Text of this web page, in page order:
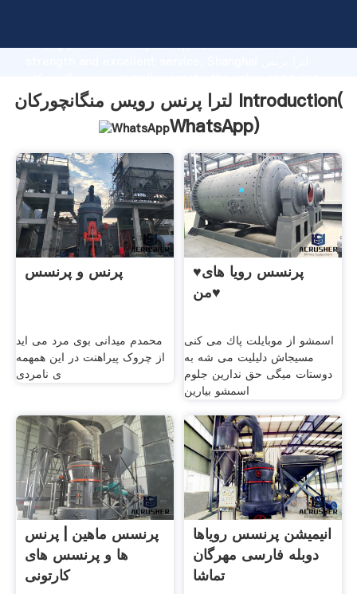
strong production capability, advanced research
values to all of customers.
لترا پرنس رویس منگانچورکان Introduction(
WhatsApp)
پرنس و پرنسس
محمدم میدانی بوی مرد می اید
از چروک پیراهنت در این همهمه
ی نامردی
♥پرنسس رویا های
من♥
اسمشو از موبایلت پاك می کنی
مسیجاش دلیلیت می شه به
دوستات میگی حق ندارین جلوم
اسمشو بیارین
پرنسس ماهین | پرنس
ها و پرنسس های
کارتونی
انیمیشن پرنسس رویاها
دوبله فارسی مهرگان
تماشا